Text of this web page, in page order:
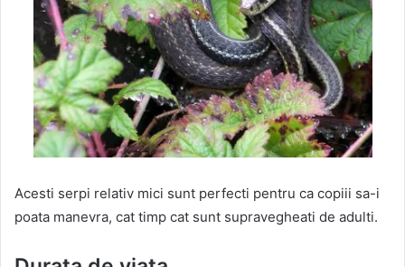
Acesti serpi relativ mici sunt perfecti pentru ca copiii sa-i
poata manevra, cat timp cat sunt supravegheati de adulti.